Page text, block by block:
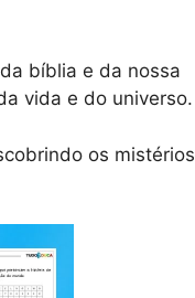
bíblia e da nossa
vida e do universo.
os mistérios